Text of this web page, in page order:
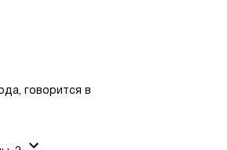
говорится в